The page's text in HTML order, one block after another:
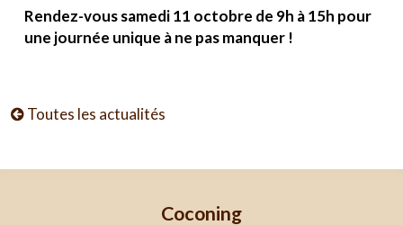
Rendez-vous samedi 11 octobre de 9h à 15h pour
une journée unique à ne pas manquer !
Toutes les actualités
Coconing